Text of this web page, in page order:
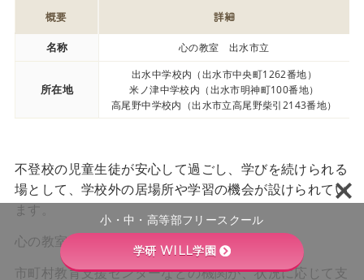
概要 詳細
名称 心の教室 出水市立
所在地
出水中学校内（出水市中央町1262番地）
米ノ津中学校内（出水市明神町100番地）
高尾野中学校内（出水市立高尾野柴引2143番地）
不登校の児童生徒が安心して過ごし、学びを続けられる
場として、学校外の居場所や学習の機会が設けられてい
ます。
心の教室は、出水市内に3ヶ所あります。
市町村教育支援センターなどの機関が、状況に応じて支
小・中・高等部フリースクール
学研 WILL学園